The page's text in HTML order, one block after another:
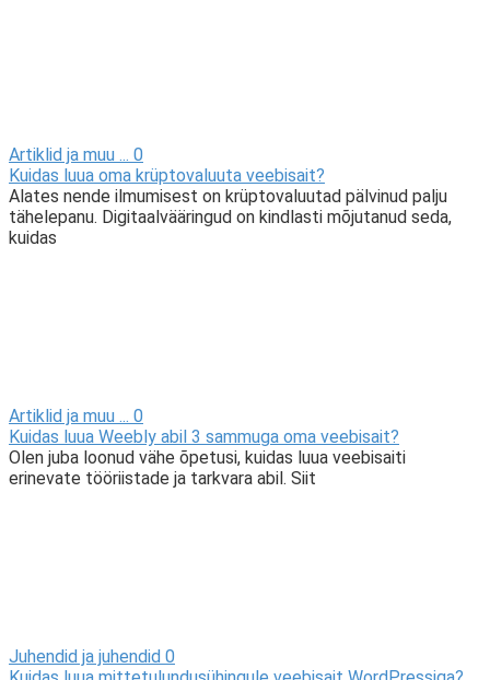
Artiklid ja muu ... 0
Kuidas luua oma krüptovaluuta veebisait?
Alates nende ilmumisest on krüptovaluutad pälvinud palju
tähelepanu. Digitaalvääringud on kindlasti mõjutanud seda,
kuidas
Artiklid ja muu ... 0
Kuidas luua Weebly abil 3 sammuga oma veebisait?
Olen juba loonud vähe õpetusi, kuidas luua veebisaiti
erinevate tööriistade ja tarkvara abil. Siit
Juhendid ja juhendid 0